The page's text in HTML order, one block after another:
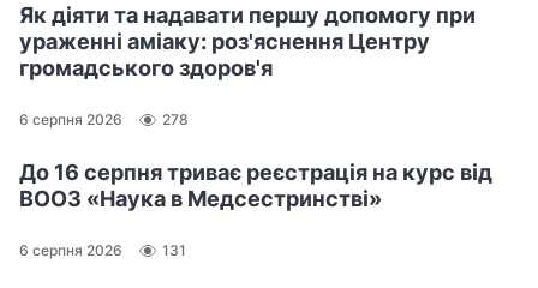
Як діяти та надавати першу допомогу при
ураженні аміаку: роз'яснення Центру
громадського здоров'я
6 серпня 2026 278
До 16 серпня триває реєстрація на курс від
ВООЗ «Наука в Медсестринстві»
6 серпня 2026 131